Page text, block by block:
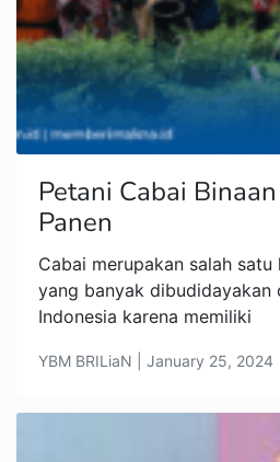
Petani Cabai
Panen
Cabai merupakan salah
yang banyak dibudidayakan
Indonesia karena memiliki
YBM BRILiaN | January 25, 2024